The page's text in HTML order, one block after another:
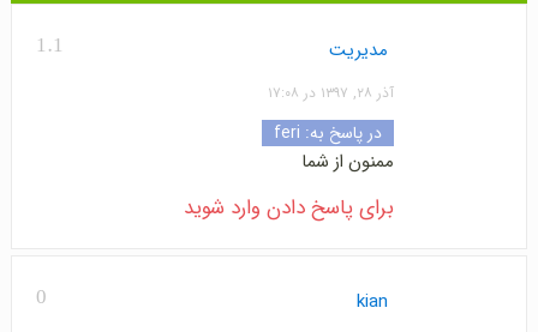
1.1 مدیریت
آذر ۲۸, ۱۳۹۷ در ۱۷:۰۸
در پاسخ به: feri
ممنون از شما
برای پاسخ دادن وارد شوید
0 kian